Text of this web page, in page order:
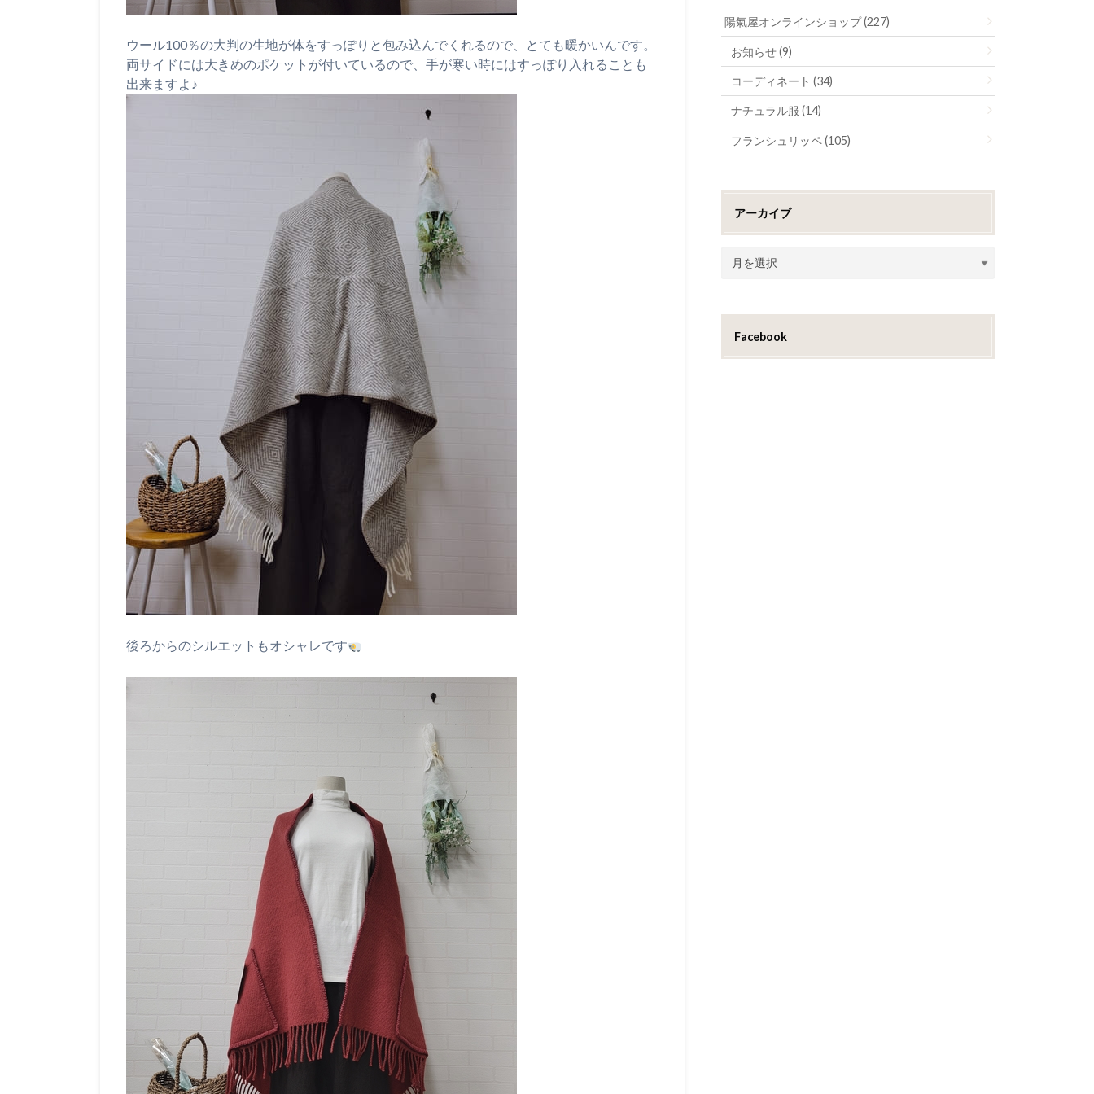
ウール100％の大判の生地が体をすっぽりと包み込んでくれるので、とても暖かいんです。
両サイドには大きめのポケットが付いているので、手が寒い時にはすっぽり入れることも
出来ますよ♪
後ろからのシルエットもオシャレです
陽氣屋オンラインショップ (227)
お知らせ (9)
コーディネート (34)
ナチュラル服 (14)
フランシュリッペ (105)
アーカイブ
Facebook